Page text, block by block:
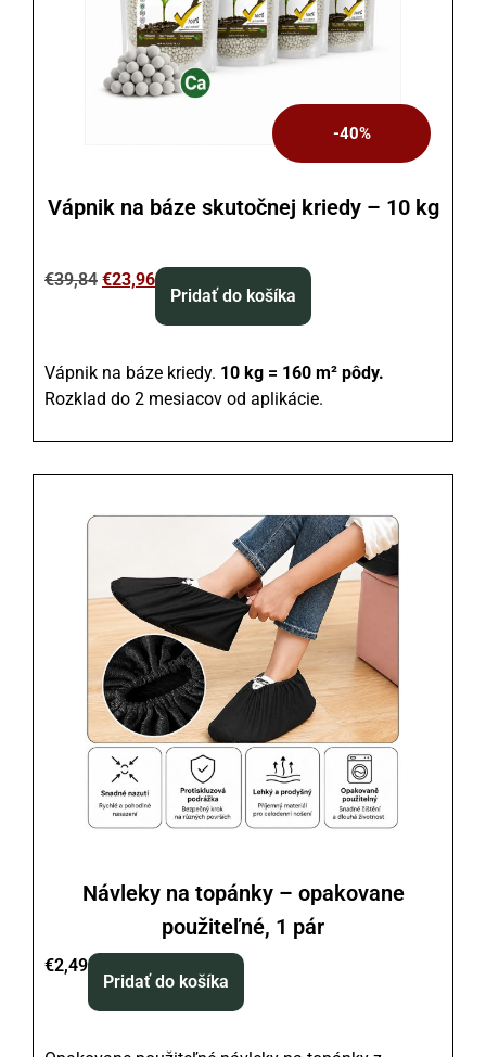
-40%
Vápnik na báze skutočnej kriedy – 10 kg
€39,84 €23,96
Pridať do košíka
Vápnik na báze kriedy. 10 kg = 160 m² pôdy.
Rozklad do 2 mesiacov od aplikácie.
Návleky na topánky – opakovane
použiteľné, 1 pár
€2,49
Pridať do košíka